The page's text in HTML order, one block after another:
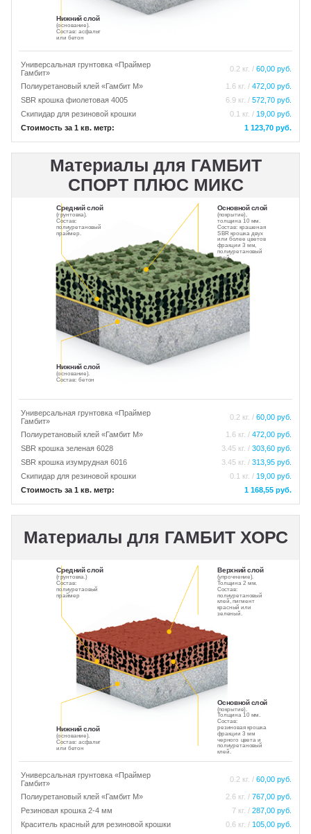
Нижний слой
(основание).
Состав: асфальт
или бетон
Универсальная грунтовка «Праймер
Гамбит»
0.2 кг. / 60,00 руб.
Полиуретановый клей «Гамбит М» 1.6 кг. / 472,00 руб.
SBR крошка фиолетовая 4005
6.9 кг. / 572,70 руб.
Скипидар для резиновой крошки
0.1 кг. / 19,00 руб.
Стоимость за 1 кв. метр:
1 123,70 руб.
Материалы для ГАМБИТ
СПОРТ ПЛЮС МИКС
Нижний слой
(основание).
Состав: бетон
Средний слой
(грунтовка).
Состав:
полиуретановый
праймер.
Основной слой
(покрытие),
толщина 10 мм.
Состав: крашеная
SBR крошка двух
или более цветов
фракции 3 мм,
полиуретановый
клей.
Универсальная грунтовка «Праймер
Гамбит»
0.2 кг. / 60,00 руб.
Полиуретановый клей «Гамбит М» 1.6 кг. / 472,00 руб.
SBR крошка зеленая 6028
3.45 кг. / 303,60 руб.
SBR крошка изумрудная 6016
3.45 кг. / 313,95 руб.
Скипидар для резиновой крошки
0.1 кг. / 19,00 руб.
Стоимость за 1 кв. метр:
1 168,55 руб.
Материалы для ГАМБИТ ХОРС
Нижний слой
(основание).
Состав: асфальт
или бетон
Средний слой
(грунтовка.)
Состав:
полиуретаовый
праймер
Основной слой
(покрытие).
Толщина 10 мм.
Состав:
резиновая крошка
фракции 3 мм
черного цвета и
полиуретановый
клей.
Верхний слой
(упрочнение).
Толщина 2 мм.
Состав:
полиуретановый
клей, пигмент
красный или
зеленый.
Универсальная грунтовка «Праймер
Гамбит»
0.2 кг. / 60,00 руб.
Полиуретановый клей «Гамбит М» 2.6 кг. / 767,00 руб.
Резиновая крошка 2-4 мм
7 кг. / 287,00 руб.
Краситель красный для резиновой крошки
0.6 кг. / 105,00 руб.